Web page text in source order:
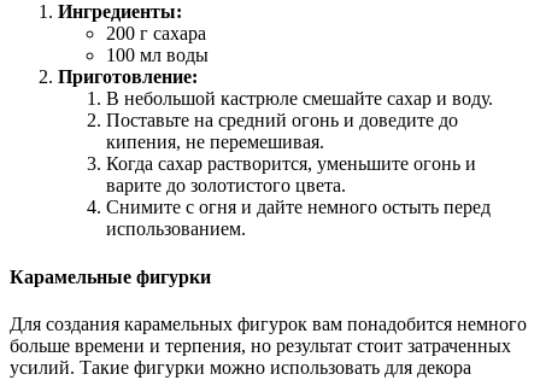
Ингредиенты:
200 г сахара
100 мл воды
Приготовление:
В небольшой кастрюле смешайте сахар и воду.
Поставьте на средний огонь и доведите до
кипения, не перемешивая.
Когда сахар растворится, уменьшите огонь и
варите до золотистого цвета.
Снимите с огня и дайте немного остыть перед
использованием.
Карамельные фигурки
Для создания карамельных фигурок вам понадобится немного
больше времени и терпения, но результат стоит затраченных
усилий. Такие фигурки можно использовать для декора